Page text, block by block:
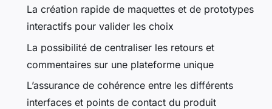
La création rapide de maquettes et de prototypes
interactifs pour valider les choix
La possibilité de centraliser les retours et
commentaires sur une plateforme unique
L’assurance de cohérence entre les différents
interfaces et points de contact du produit